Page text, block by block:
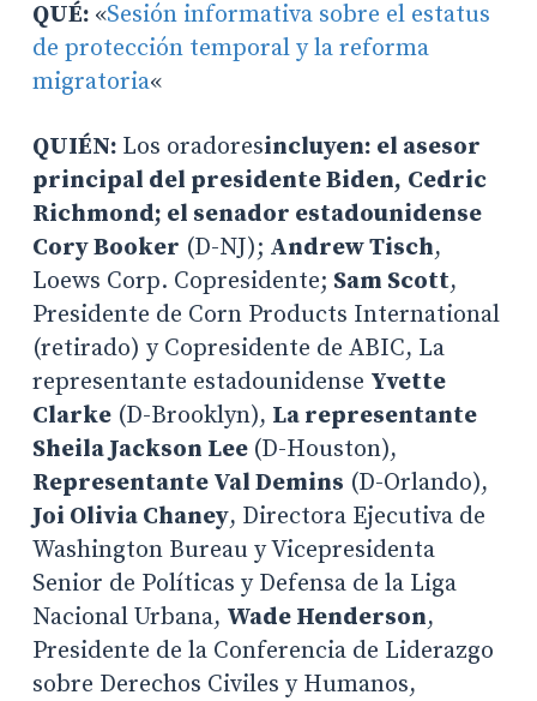
QUÉ: «Sesión informativa sobre el estatus
de protección temporal y la reforma
migratoria«
QUIÉN: Los oradoresincluyen: el asesor
principal del presidente Biden, Cedric
Richmond; el senador estadounidense
Cory Booker (D-NJ); Andrew Tisch,
Loews Corp. Copresidente; Sam Scott,
Presidente de Corn Products International
(retirado) y Copresidente de ABIC, La
representante estadounidense Yvette
Clarke(D-Brooklyn), La representante
Sheila Jackson Lee (D-Houston),
Representante Val Demins (D-Orlando),
Joi Olivia Chaney, Directora Ejecutiva de
Washington Bureau y Vicepresidenta
Senior de Políticas y Defensa de la Liga
Nacional Urbana, Wade Henderson,
Presidente de la Conferencia de Liderazgo
sobre Derechos Civiles y Humanos,